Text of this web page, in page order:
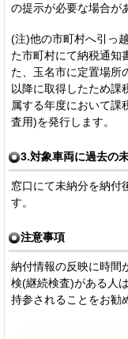
の提示が必要な場合が
(注)他の市町村へ引っ
た市町村にて納税通知
た、玉名市に定置場所
以降に取得したため課
属する年度において課
査用)を発行します。
3.対象車両に過去の
窓口にて未納分を納付
す。
注意事項
納付情報の反映に時間
検(継続検査)がある人
持参されることをお勧